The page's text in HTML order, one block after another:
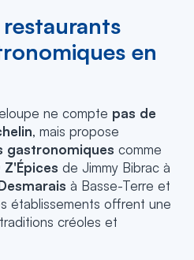
en
ne compte pas de
, mais propose
gastronomiques comme
Z'Épices de Jimmy Bibrac à
à Basse-Terre et
établissements offrent une
créoles et